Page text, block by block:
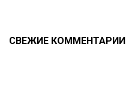
СВЕЖИЕ КОММЕНТАРИИ